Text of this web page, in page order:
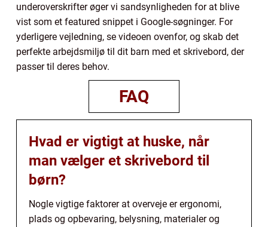
underoverskrifter øger vi sandsynligheden for at blive
vist som et featured snippet i Google-søgninger. For
yderligere vejledning, se videoen ovenfor, og skab det
perfekte arbejdsmiljø til dit barn med et skrivebord, der
passer til deres behov.
FAQ
Hvad er vigtigt at huske, når
man vælger et skrivebord til
børn?
Nogle vigtige faktorer at overveje er ergonomi,
plads og opbevaring, belysning, materialer og